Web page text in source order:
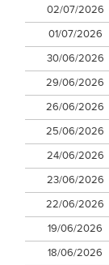
02/07/2026
01/07/2026
30/06/2026
29/06/2026
26/06/2026
25/06/2026
24/06/2026
23/06/2026
22/06/2026
19/06/2026
18/06/2026